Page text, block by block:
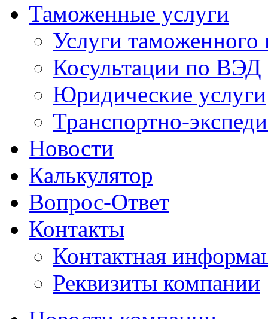
Таможенные услуги
Услуги таможенного
Косультации по ВЭД
Юридические услуги
Транспортно-
Новости
Калькулятор
Вопрос-Ответ
Контакты
Контактная
Реквизиты компании